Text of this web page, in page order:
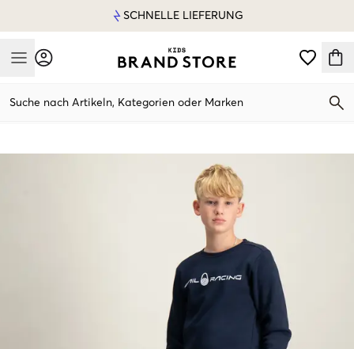
SCHNELLE LIEFERUNG
Mobile Menu
Suche nach Artikeln, Kategorien oder Marken